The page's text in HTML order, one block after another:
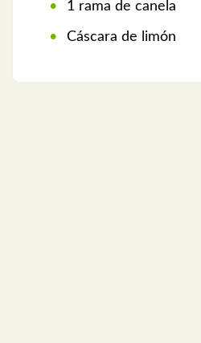
1 rama de canela
Cáscara de limón